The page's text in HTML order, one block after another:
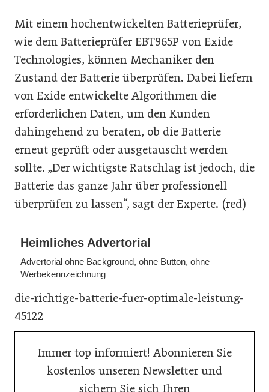
Mit einem hochentwickelten Batterieprüfer,
wie dem Batterieprüfer EBT965P von Exide
Technologies, können Mechaniker den
Zustand der Batterie überprüfen. Dabei liefern
von Exide entwickelte Algorithmen die
erforderlichen Daten, um den Kunden
dahingehend zu beraten, ob die Batterie
erneut geprüft oder ausgetauscht werden
sollte. „Der wichtigste Ratschlag ist jedoch, die
Batterie das ganze Jahr über professionell
überprüfen zu lassen“, sagt der Experte. (red)
Heimliches Advertorial
Advertorial ohne Background, ohne Button, ohne
Werbekennzeichnung
die-richtige-batterie-fuer-optimale-leistung-
45122
Immer top informiert! Abonnieren Sie
kostenlos unseren Newsletter und
sichern Sie sich Ihren